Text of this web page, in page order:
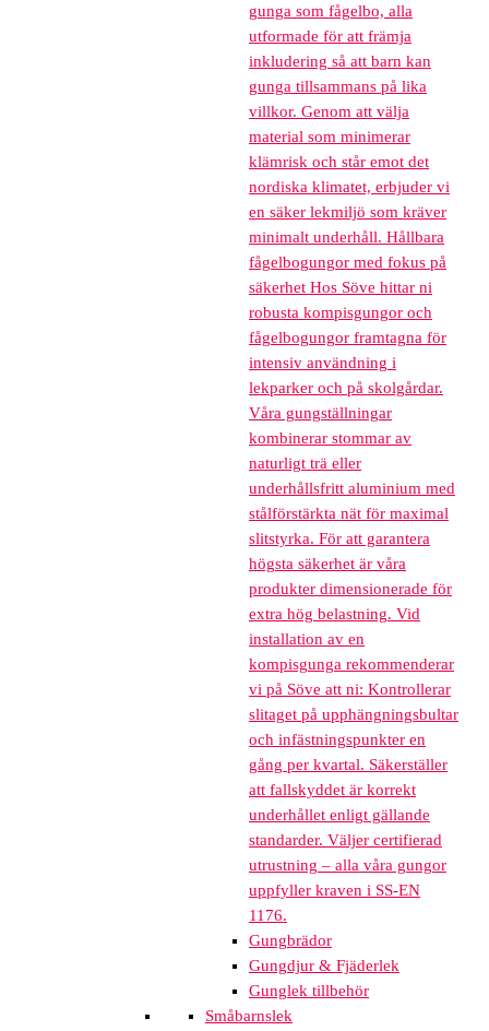
gunga som fågelbo, alla
utformade för att främja
inkludering så att barn kan
gunga tillsammans på lika
villkor. Genom att välja
material som minimerar
klämrisk och står emot det
nordiska klimatet, erbjuder vi
en säker lekmiljö som kräver
minimalt underhåll. Hållbara
fågelbogungor med fokus på
säkerhet Hos Söve hittar ni
robusta kompisgungor och
fågelbogungor framtagna för
intensiv användning i
lekparker och på skolgårdar.
Våra gungställningar
kombinerar stommar av
naturligt trä eller
underhållsfritt aluminium med
stålförstärkta nät för maximal
slitstyrka. För att garantera
högsta säkerhet är våra
produkter dimensionerade för
extra hög belastning. Vid
installation av en
kompisgunga rekommenderar
vi på Söve att ni: Kontrollerar
slitaget på upphängningsbultar
och infästningspunkter en
gång per kvartal. Säkerställer
att fallskyddet är korrekt
underhållet enligt gällande
standarder. Väljer certifierad
utrustning – alla våra gungor
uppfyller kraven i SS-EN
1176.
Gungbrädor
Gungdjur & Fjäderlek
Gunglek tillbehör
Småbarnslek